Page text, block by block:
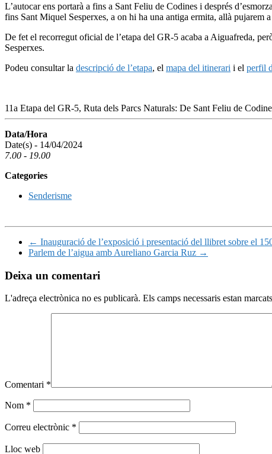
L’autocar ens portarà a fins a Sant Feliu de Codines i després
fins Sant Miquel Sesperxes, a on hi ha una antiga ermita, allà pujarem
De fet el recorregut oficial de l’etapa del GR-5 acaba a Aiguafreda,
Sesperxes.
Podeu consultar la descripció de l’etapa, el mapa del itinerari i el perfil
11a Etapa del GR-5, Ruta dels Parcs Naturals: De Sant Feliu de
Data/Hora
Date(s) - 14/04/2024
7.00 - 19.00
Categories
Senderisme
← Inauguració de l’exposició i presentació del llibret sobre el
Parlem de l’aigua amb Aureliano Garcia Ruz →
Deixa un comentari
L'adreça electrònica no es publicarà. Els camps necessaris estan
Comentari *
Nom *
Correu electrònic *
Lloc web